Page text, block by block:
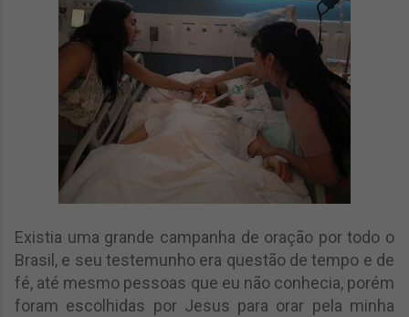
Existia uma grande campanha de oração portodo o
Brasil, e seu testemunho era questão de tempo e de
fé, até mesmo pessoas que eu não conhecia, porém
foram escolhidas por Jesus para orar pela minha